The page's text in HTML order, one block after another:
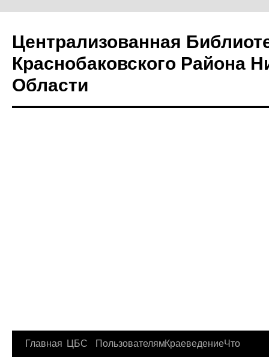
Централизованная
Краснобаковского Района
Области
Перейти
Главная ЦБС ПользователямКраеведениеЧто